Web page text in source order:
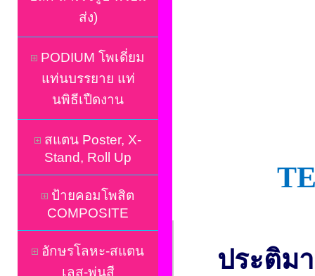
ส่ง)
PODIUM โพเดี่ยม
แท่นบรรยาย แท่
นพิธีเปืดงาน
สแตน Poster, X-
Stand, Roll Up
ป้ายคอมโพสิต
COMPOSITE
อักษรโลหะ-สแตน
เลส-พ่นสี
ประติม